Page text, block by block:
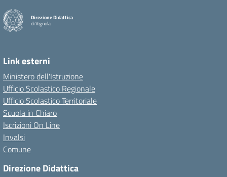
Direzione Didattica
di Vignola
Link esterni
Ministero dell'Istruzione
Ufficio Scolastico Regionale
Ufficio Scolastico Territoriale
Scuola in Chiaro
Iscrizioni On Line
Invalsi
Comune
Direzione Didattica